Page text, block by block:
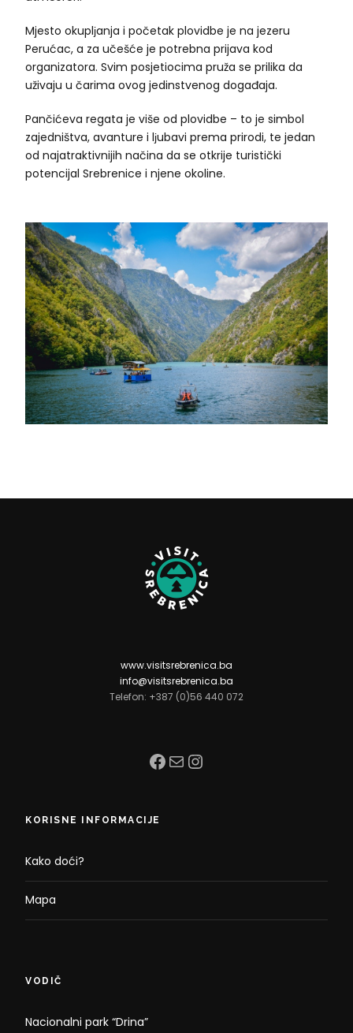
Mjesto okuplјanja i početak plovidbe je na jezeru
Perućac, a za učešće je potrebna prijava kod
organizatora. Svim posjetiocima pruža se prilika da
uživaju u čarima ovog jedinstvenog događaja.
Pančićeva regata je više od plovidbe – to je simbol
zajedništva, avanture i lјubavi prema prirodi, te jedan
od najatraktivnijih načina da se otkrije turistički
potencijal Srebrenice i njene okoline.
www.visitsrebrenica.ba
info@visitsrebrenica.ba
Telefon: +387 (0)56 440 072
Facebook Mail Instagram
KORISNE INFORMACIJE
Kako doći?
Mapa
VODIČ
Nacionalni park “Drina”